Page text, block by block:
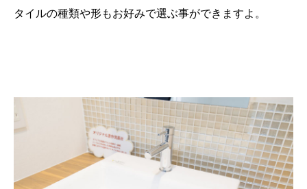
タイルの種類や形もお好みで選ぶ事ができますよ。